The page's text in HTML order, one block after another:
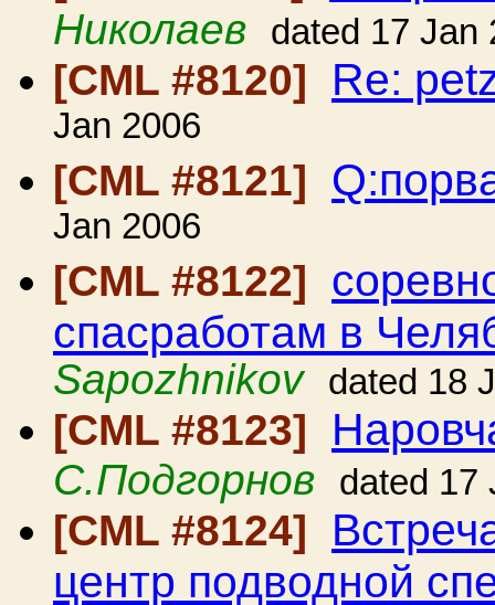
Николаев dated 17 Jan
[CML #8120] Re:
Jan 2006
[CML #8121]
Jan 2006
[CML #8122]
спасработам в
Sapozhnikov
dated 18
[CML #8123]
С.Подгорнов dated 17
[CML #8124]
центр подводной